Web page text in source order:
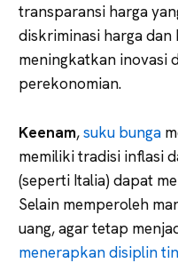
transparansi harga
diskriminasi harga
meningkatkan inovasi
perekonomian.
Keenam,suku bunga
memiliki tradisi inflasi
(seperti Italia) dapat
Selain memperoleh
uang, agar tetap
menerapkan disiplin